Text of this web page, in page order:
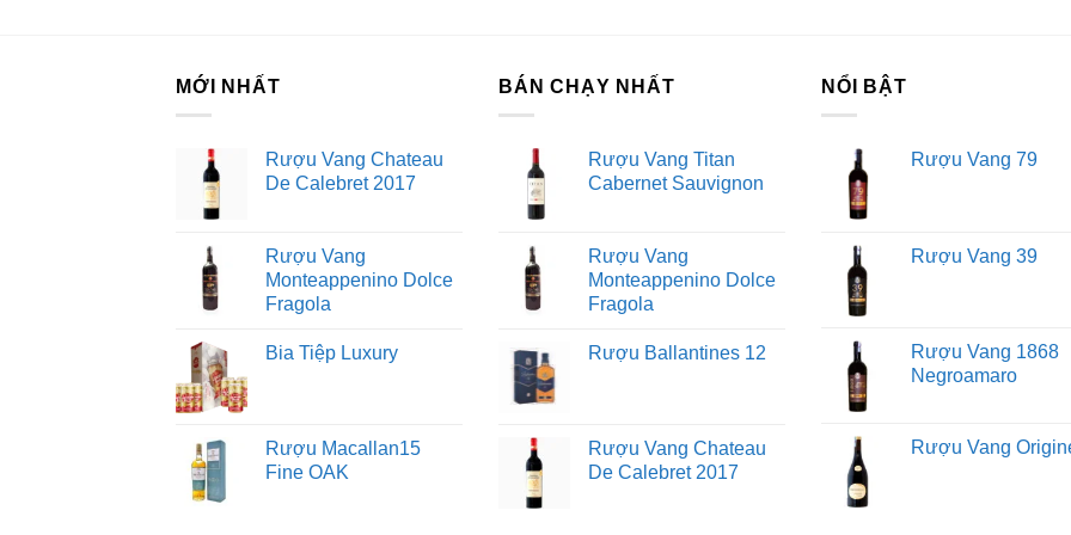
của mình thành hiện thực.”
giá trị văn hóa lớn, chính vì nó thể hiện sự cụ thể hóa của một
kết, giúp đỡ nhau giữa bà con, bạn bè trong vụ thu hoạch
"capocanale" ở khu vực Salento, một lời tạ ơn nhỏ nhặt cho mùa
Lời khuyên cần thiết về cách uống rượu vang
Sử dụng đúng loại ly rượu
Chọn ly rượu phù hợp cho các loại rượu khác nhau có thể
Ly rượu vang đỏ: Vang đỏ tốt nhất nên được đựng trong ly
Ly rượu trắng: Ly rượu trắng nhỏ hơn ly rượu đỏ, hình chữ
gian dài hơn.
MỚI NHẤT
Rượu Vang Chateau
De Calebret 2017
Rượu Vang
Monteappenino Dolce
Fragola
Bia Tiệp Luxury
Rượu Macallan15
Fine OAK
BÁN CHẠY NHẤT
Rượu Vang Titan
Cabernet Sauvignon
Rượu Vang
Monteappenino Dolce
Fragola
Rượu Ballantines 12
Rượu Vang Chateau
De Calebret 2017
NỔI BẬT
Rượu Vang 79
Rượu Vang 39
Rượu Vang 1868
Negroamaro
Rượu Vang